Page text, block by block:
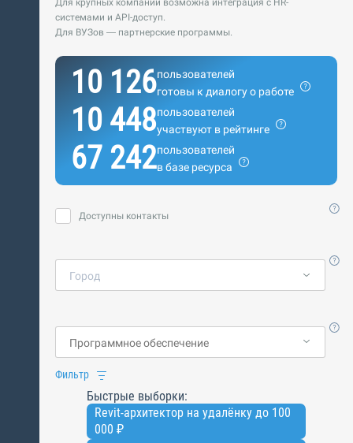
Для крупных компаний возможна интеграция с HR-
системами и API-доступ.
Для ВУЗов — партнерские программы.
10 126пользователей
готовы к диалогу о работе
10 448пользователей
участвуют в рейтинге
67 242пользователей
в базе ресурса
Доступны контакты
Город
Фильтр
Быстрые выборки:
Revit-архитектор на удалёнку до 100
000 ₽